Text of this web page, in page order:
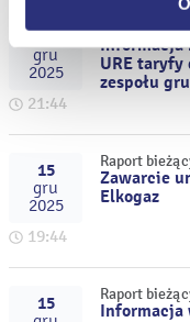
17
gru
2025
21:44
Raport
Informacja
URE
zespołu
15
gru
2025
19:44
Raport
Zawarcie
Elkogaz
15
Raport
Informacja